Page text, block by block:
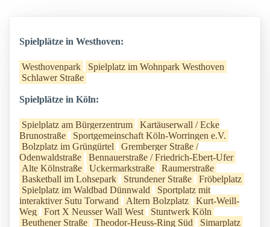
Spielplätze in Westhoven:
Westhovenpark
Spielplatz im Wohnpark Westhoven
Schlawer Straße
Spielplätze in Köln:
Spielplatz am Bürgerzentrum
Kartäuserwall / Ecke
Brunostraße
Sportgemeinschaft Köln-Worringen e.V.
Bolzplatz im Grüngürtel
Gremberger Straße /
Odenwaldstraße
Bennauerstraße / Friedrich-Ebert-Ufer
Alte Kölnstraße
Uckermarkstraße
Raumerstraße
Basketball im Lohsepark
Strundener Straße
Fröbelplatz
Spielplatz im Waldbad Dünnwald
Sportplatz mit
interaktiver Sutu Torwand
Altern Bolzplatz
Kurt-Weill-
Weg
Fort X Neusser Wall West
Stuntwerk Köln
Beuthener Straße
Theodor-Heuss-Ring Süd
Simarplatz